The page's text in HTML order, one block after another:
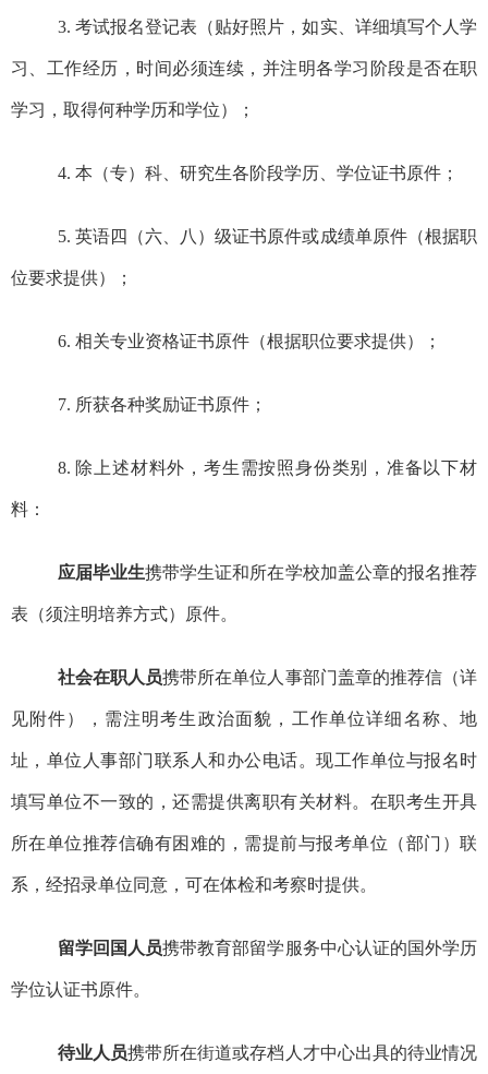
3. 考试报名登记表（贴好照片，如实、详细填写个人学
习、工作经历，时间必须连续，并注明各学习阶段是否在职
学习，取得何种学历和学位）；
4. 本（专）科、研究生各阶段学历、学位证书原件；
5. 英语四（六、八）级证书原件或成绩单原件（根据职
位要求提供）；
6. 相关专业资格证书原件（根据职位要求提供）；
7. 所获各种奖励证书原件；
8. 除上述材料外，考生需按照身份类别，准备以下材
料：
应届毕业生携带学生证和所在学校加盖公章的报名推荐
表（须注明培养方式）原件。
社会在职人员携带所在单位人事部门盖章的推荐信 （详
见附件），需注明考生政治面貌，工作单位详细名称、地
址，单位人事部门联系人和办公电话。现工作单位与报名时
填写单位不一致的，还需提供离职有关材料。 在职考生开具
所在单位推荐信确有困难的，需提前与报考单位（部门）联
系，经招录单位同意，可在体检和考察时提供。
留学回国人员携带教育部留学服务中心认证的国外学历
学位认证书原件。
待业人员携带所在街道或存档人才中心出具的待业情况